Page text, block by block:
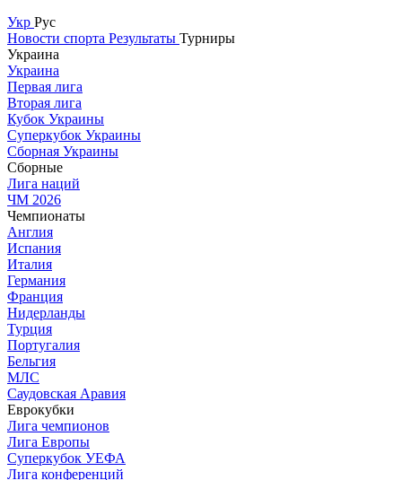
Укр Рус
Новости спорта Результаты Турниры
Украина
Украина
Первая лига
Вторая лига
Кубок Украины
Суперкубок Украины
Сборная Украины
Сборные
Лига наций
ЧМ 2026
Чемпионаты
Англия
Испания
Италия
Германия
Франция
Нидерланды
Турция
Португалия
Бельгия
МЛС
Саудовская Аравия
Еврокубки
Лига чемпионов
Лига Европы
Суперкубок УЕФА
Лига конференций